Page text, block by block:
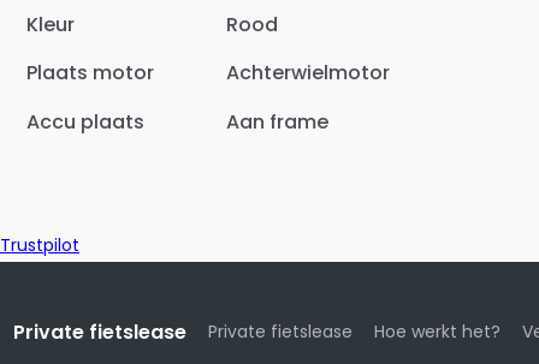
Kleur
Rood
Plaats motor
Achterwielmotor
Accu plaats
Aan frame
Trustpilot
Private fietslease Private fietslease Hoe werkt het?